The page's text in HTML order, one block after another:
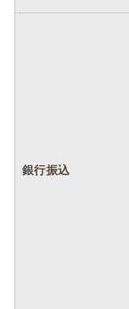
銀行振込